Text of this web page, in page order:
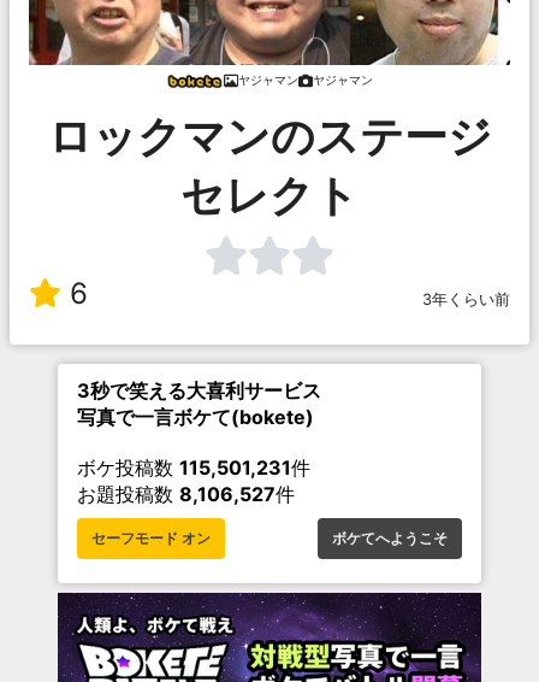
ヤジャマン ヤジャマン
ロックマンのステージ
セレクト
6 3年くらい前
3秒で笑える大喜利サービス
写真で一言ボケて(bokete)
ボケ投稿数 115,501,231件
お題投稿数 8,106,527件
セーフモード オン ボケてへようこそ